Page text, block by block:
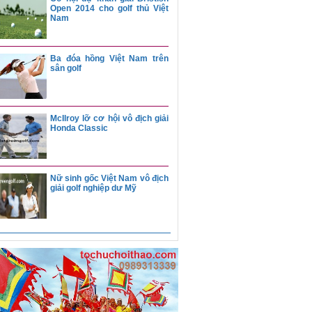
Open 2014 cho golf thủ Việt
Nam
Ba đóa hồng Việt Nam trên
sân golf
McIlroy lỡ cơ hội vô địch giải
Honda Classic
Nữ sinh gốc Việt Nam vô địch
giải golf nghiệp dư Mỹ